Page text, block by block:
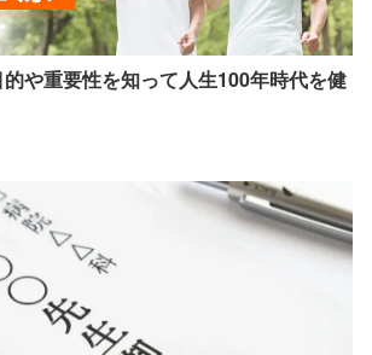
や重要性を知って人生100年時代を健